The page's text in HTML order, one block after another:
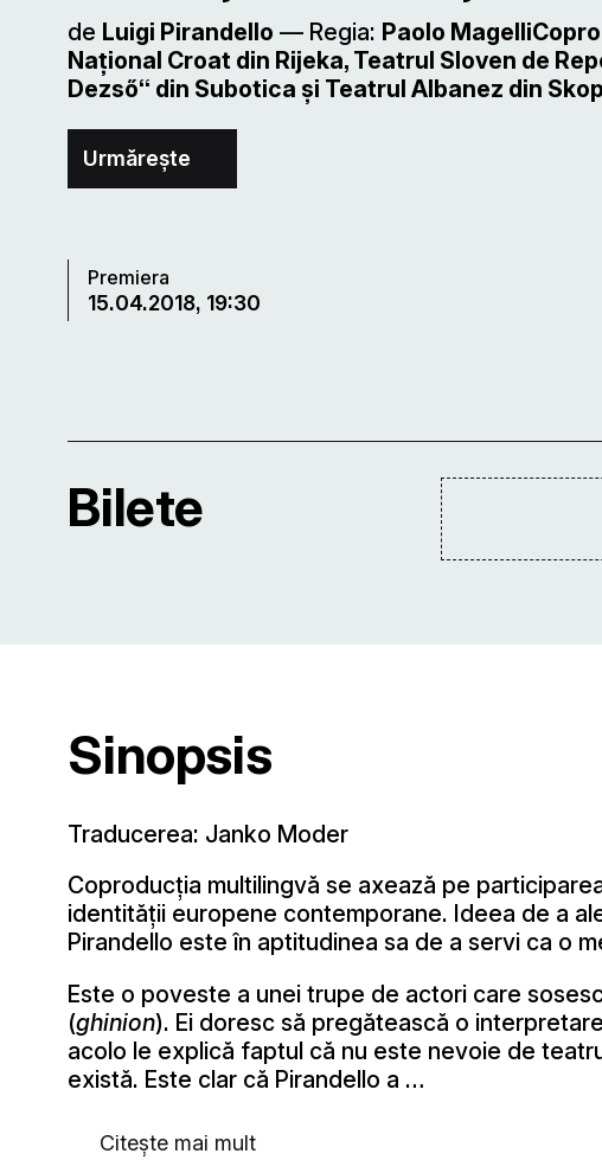
de Luigi Pirandello –– Regia: Paolo
Naţional Croat din Rijeka, Teatrul Sloven de
Dezső“ din Subotica şi Teatrul Albanez din
Urmărește
Premiera
15.04.2018, 19:30
Bilete
Sinopsis
Traducerea: Janko Moder
Coproducția multilingvă se axează pe
identității europene contemporane. Ideea de a
Pirandello este în aptitudinea sa de a servi ca o
Este o poveste a unei trupe de actori care
(ghinion). Ei doresc să pregătească o
acolo le explică faptul că nu este nevoie de
există. Este clar că Pirandello a …
Citește mai mult